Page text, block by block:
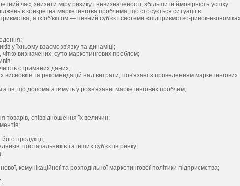
час, знизити міру ризику і невизначеності, збільшити ймовірність успіху
є конкретна маркетингова проблема, що стосується ситуації в
а їх об'єктом — певний суб'єкт системи «підприємство-ринок-
у їхньому взаємозв'язку та динаміці;
визначених, суто маркетингових проблем;
отриманих даних;
висновків та рекомендацій над витрати, пов'язані з проведенням маркетингових
що допомагатимуть у розв'язанні маркетингових проблем;
співвідношення їх величин;
продукції;
постачальників та інших суб'єктів ринку;
комунікаційної та розподільної маркетингової політики підприємства;